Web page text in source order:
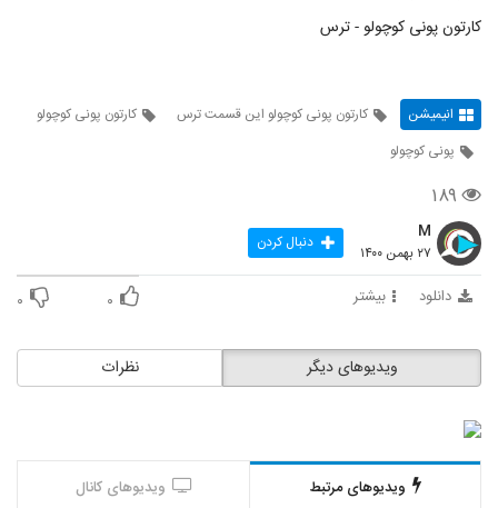
کارتون پونی کوچولو - ترس
انیمیشن کارتون پونی کوچولو این قسمت ترس
کارتون پونی کوچولو
پونی کوچولو
۱۸۹
M
۲۷ بهمن ۱۴۰۰ دنبال کردن
دانلود بیشتر ۰ ۰
نظرات ویدیوهای دیگر
ویدیوهای مرتبط ویدیوهای کانال